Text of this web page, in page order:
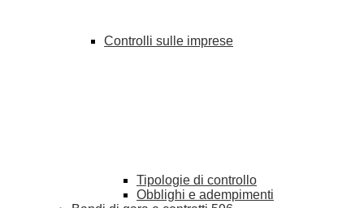
Controlli sulle imprese
Tipologie di controllo
Obblighi e adempimenti